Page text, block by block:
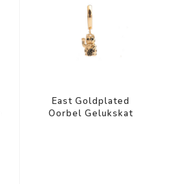
East Goldplated
Oorbel Gelukskat